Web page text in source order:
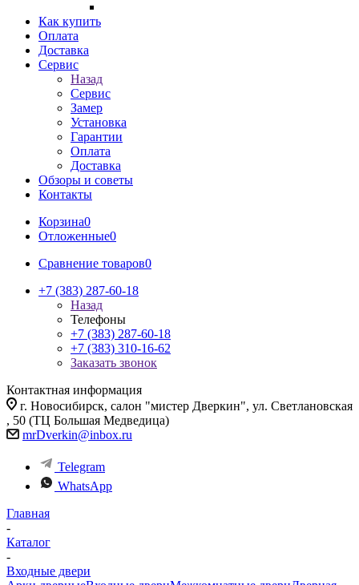
Как купить
Оплата
Доставка
Сервис
Назад
Сервис
Замер
Установка
Гарантии
Оплата
Доставка
Обзоры и советы
Контакты
Корзина0
Отложенные0
Сравнение товаров0
+7 (383) 287-60-18
Назад
Телефоны
+7 (383) 287-60-18
+7 (383) 310-16-62
Заказать звонок
Контактная информация
г. Новосибирск, салон "мистер Дверкин", ул. Светлановская
, 50 (ТЦ Большая Медведица)
mrDverkin@inbox.ru
Telegram
WhatsApp
Главная
-
Каталог
-
Входные двери